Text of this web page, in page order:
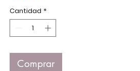
Cantidad *
Comprar